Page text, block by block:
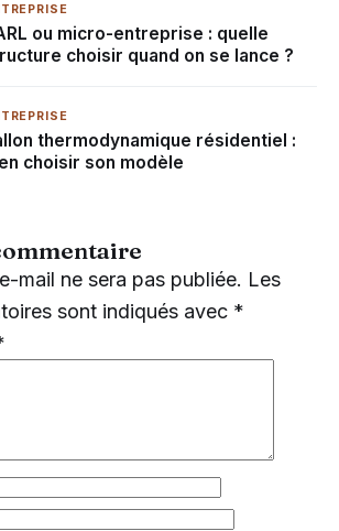
ou micro-entreprise : quelle
choisir quand on se lance ?
thermodynamique résidentiel :
choisir son modèle
mail ne sera pas publiée. Les
sont indiqués avec *